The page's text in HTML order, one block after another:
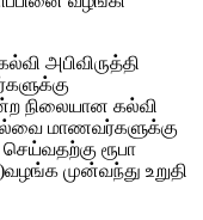
அபிவிருத்தி
நிலையான கல்வி
மாணவர்களுக்கு
ரூபா
முன்வந்து உறுதி